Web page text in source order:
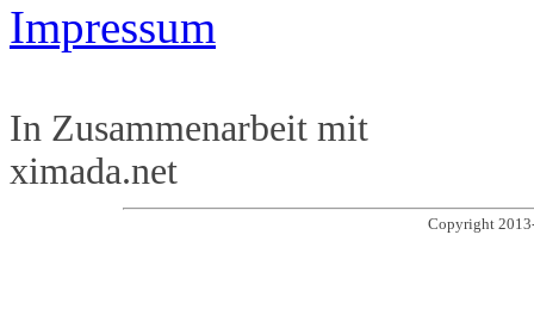
Impressum
In Zusammenarbeit mit
ximada.net
Copyright